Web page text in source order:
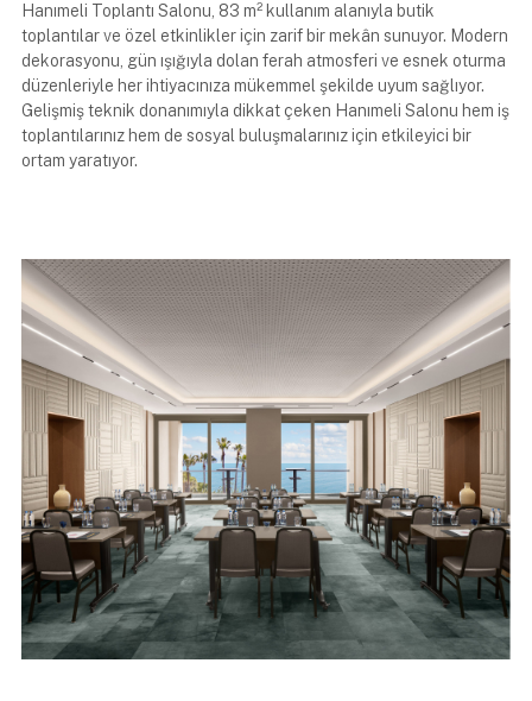
Hanımeli Toplantı Salonu, 83 m² kullanım alanıyla butik
toplantılar ve özel etkinlikler için zarif bir mekân sunuyor. Modern
dekorasyonu, gün ışığıyla dolan ferah atmosferi ve esnek oturma
düzenleriyle her ihtiyacınıza mükemmel şekilde uyum sağlıyor.
Gelişmiş teknik donanımıyla dikkat çeken Hanımeli Salonu hem iş
toplantılarınız hem de sosyal buluşmalarınız için etkileyici bir
ortam yaratıyor.